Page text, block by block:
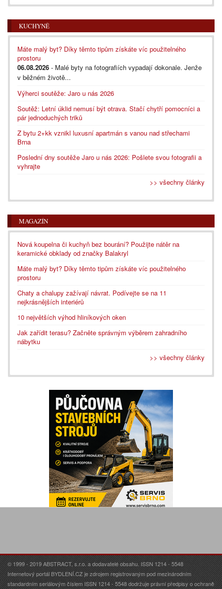
KUCHYNĚ
Máte malý byt? Díky těmto tipům získáte víc použitelného
prostoru
06.08.2026 - Malé byty na fotografiích vypadají dokonale. Jenže
v běžném životě...
Výherci soutěže: Jaro u nás 2026
Soutěž: Letní úklid nemusí být otrava. Stačí chytří pomocníci a
pár jednoduchých triků
Z bytu 2+kk vznikl luxusní apartmán s vanou nad střechami
Brna
Poslední dny soutěže Jaro u nás 2026: Pošlete svou fotografii a
vyhrajte
>> všechny články
MAGAZÍN
Nová koupelna či kuchyň bez bourání? Použijte nátěr na
keramické obklady od značky Balakryl
Máte malý byt? Díky těmto tipům získáte víc použitelného
prostoru
Chaty a chalupy zažívají návrat. Podívejte se na 11
nejkrásnějších interiérů
10 největších výhod hliníkových oken
Jak zařídit terasu? Začněte správným výběrem zahradního
nábytku
>> všechny články
© 1999 - 2019 ABSTRACT, s.r.o. a dodavatelé obsahu. ISSN 1214 - 5548
Internetový portál BYDLENÍ.CZ je zdrojem registrovaným pod mezinárodním
standardním seriálovým číslem ISSN 1214 - 5548 dodržuje právní předpisy o ochraně